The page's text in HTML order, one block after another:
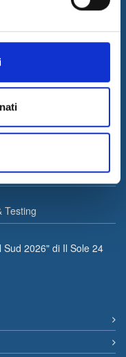
ed outsourcing per
grazie ad un team di
PKDD 2026
Testing
2026" di Il Sole 24